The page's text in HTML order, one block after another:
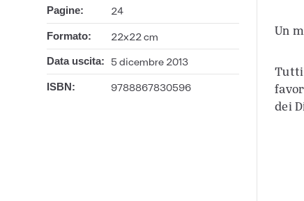
Pagine: 24
Formato: 22x22 cm
Data uscita: 5 dicembre 2013
ISBN: 9788867830596
Un
Tutti
dei